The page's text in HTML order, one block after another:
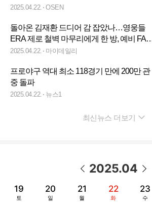
중심에 서다 [공식발표]
2025.04.22. OSEN
돌아온 김재환 드디어 감 잡았나…영웅들
ERA 제로 철벽 마무리에게 한 방, 예비 FA
거포 갈 길 멀다[MD고척]
2025.04.22. 마이데일리
프로야구 역대 최소 118경기 만에 200만 관
중 돌파
2025.04.22. 뉴스1
최신뉴스 더보기
2025.04
19
토
20
일
21
월
22
화
23
수